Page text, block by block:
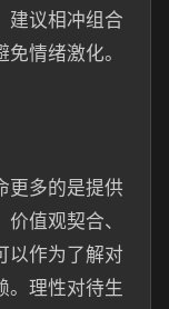
建议相冲组合
情绪激化。
更多的是提供
值观契合、
以作为了解对
。理性对待生